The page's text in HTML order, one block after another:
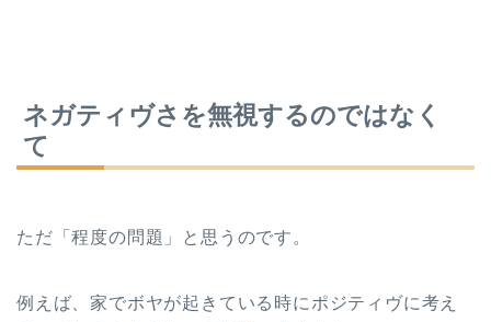
ネガティヴさを無視するのではなく
て
ただ「程度の問題」と思うのです。
例えば、家でボヤが起きている時にポジティヴに考え